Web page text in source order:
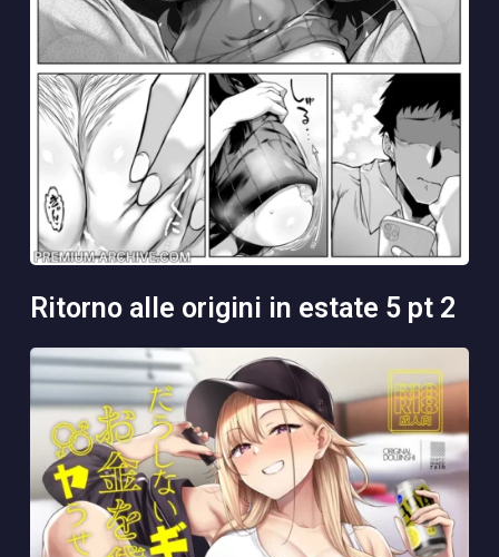
ritorno alle origini in estate 5 pt 2